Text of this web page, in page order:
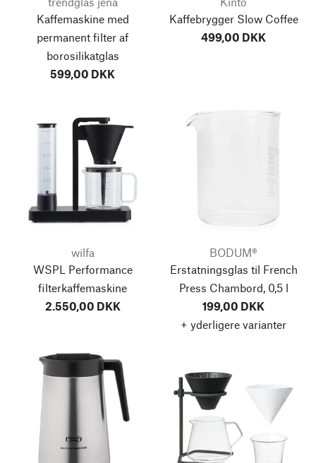
Kaffemaskine med
permanent filter af
borosilikatglas
599,00 DKK
Kaffebrygger Slow Coffee
499,00 DKK
wilfa
WSPL Performance
filterkaffemaskine
2.550,00 DKK
BODUM®
Erstatningsglas til French
Press Chambord, 0,5 l
199,00 DKK
+ yderligere varianter